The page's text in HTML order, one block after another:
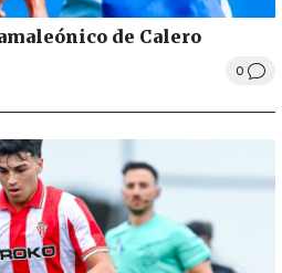
de Calero
0